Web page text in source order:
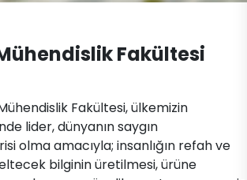
(İngilizce)
Fakültesi
Fakültesi, ülkemizin
lider, dünyanın saygın
olma amacıyla; insanlığın refah ve
bilginin üretilmesi, ürüne